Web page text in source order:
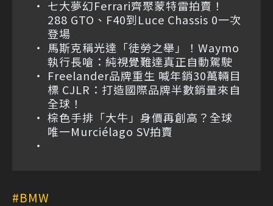
七大夢幻Ferrari齊聚蒙特雷拍賣！
288 GTO、F40到Luce Chassis 0一次
登場
馬斯克稱光達「徒勞之舉」！Waymo
執行長嗆：純視覺難達真正自動駕駛
Freelander品牌重生 喊年銷30萬輛目
標 CJLR：打造國際品牌半數銷量來自
全球！
棕色手排「大牛」身價再創高？全球
唯一Murciélago SV拍賣
BMW